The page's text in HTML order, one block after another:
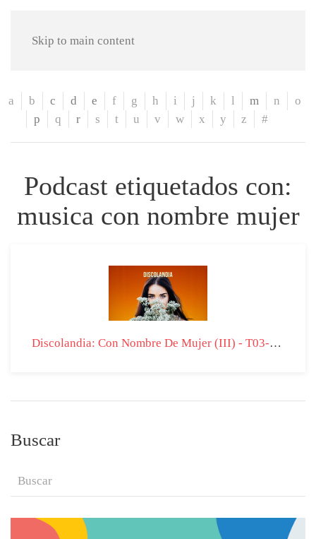
Skip to main content
a b c d e f g h i j k l m n
o
p
q r s t u v w x y z #
Podcast etiquetados con:
musica con nombre mujer
Discolandia: Con Nombre De Mujer (III) - T03-P36
Buscar